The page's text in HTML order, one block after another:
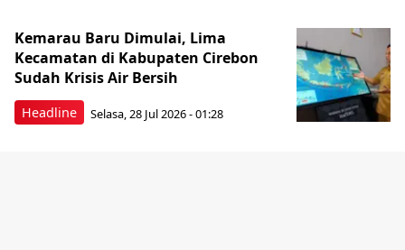
Headline
Kemarau Baru Dimulai, Lima
Kecamatan di Kabupaten Cirebon
Sudah Krisis Air Bersih
Selasa, 28 Jul 2026 - 01:28